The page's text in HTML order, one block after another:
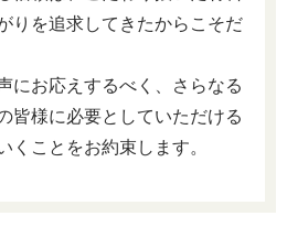
りを追求してきたからこそだ
にお応えするべく、さらなる
皆様に必要としていただける
くことをお約束します。